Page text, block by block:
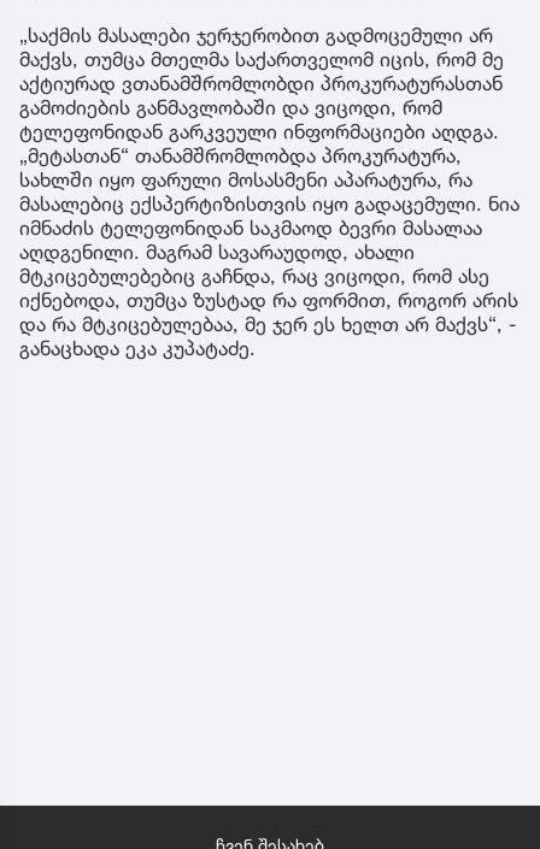
„საქმის მასალები ჯერჯერობით გადმოცემული არ
მაქვს, თუმცა მთელმა საქართველომ იცის, რომ მე
აქტიურად ვთანამშრომლობდი პროკურატურასთან
გამოძიების განმავლობაში და ვიცოდი, რომ
ტელეფონიდან გარკვეული ინფორმაციები აღდგა.
„მეტასთან“ თანამშრომლობდა პროკურატურა,
სახლში იყო ფარული მოსასმენი აპარატურა, რა
მასალებიც ექსპერტიზისთვის იყო გადაცემული. ნია
იმნაძის ტელეფონიდან საკმაოდ ბევრი მასალაა
აღდგენილი. მაგრამ სავარაუდოდ, ახალი
მტკიცებულებებიც გაჩნდა, რაც ვიცოდი, რომ ასე
იქნებოდა, თუმცა ზუსტად რა ფორმით, როგორ არის
და რა მტკიცებულებაა, მე ჯერ ეს ხელთ არ მაქვს“, -
განაცხადა ეკა კუპატაძე.
ჩვენ შესახებ